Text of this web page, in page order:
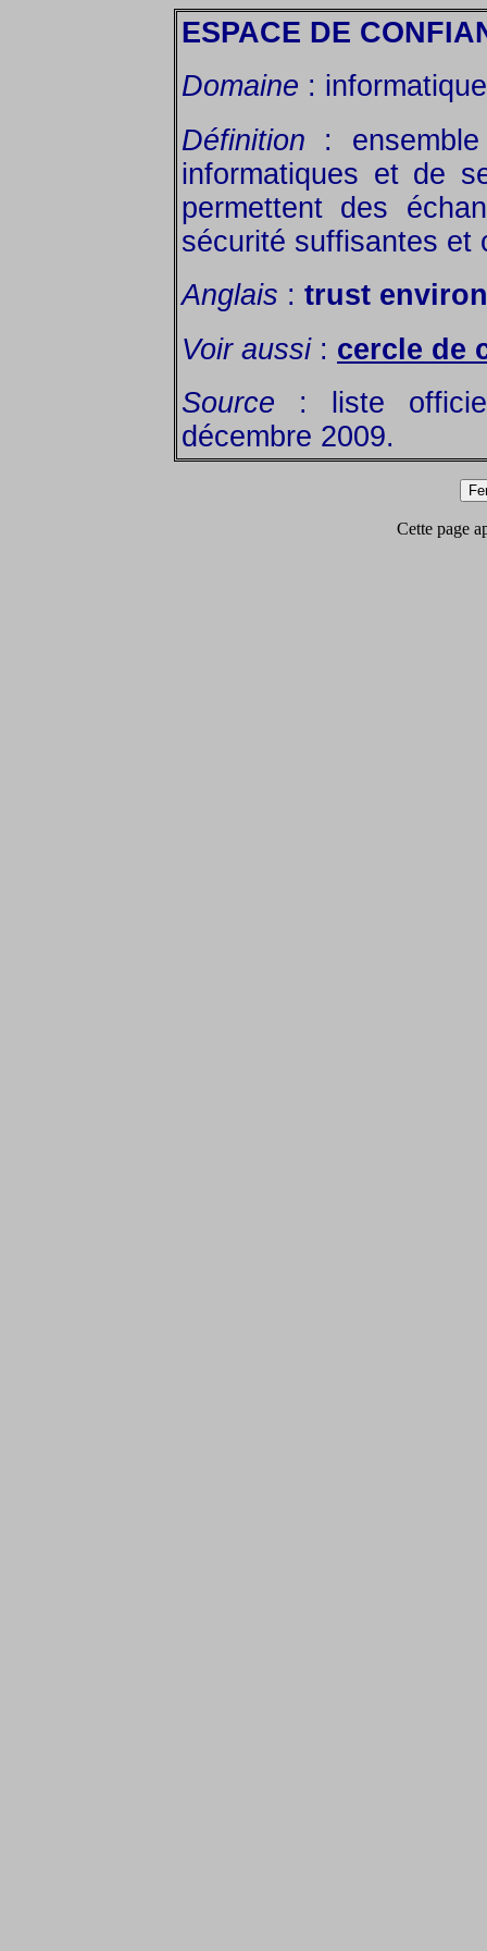
ESPACE DE
Domaine :
Définition :
informatiques et de
permettent des
sécurité suffisantes et
Anglais : trust
Voir aussi: cercle de
Source : liste
décembre 2009.
Cette page